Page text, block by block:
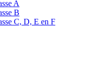
A
B
C, D, E en F